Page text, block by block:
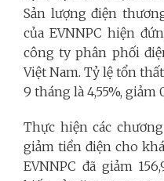
Sản lượng điện
của EVNNPC hiện
công ty phân phối
Việt Nam. Tỷ lệ tổn
9 tháng là 4,55%, giảm
Thực hiện các
giảm tiền điện cho
EVNNPC đã giảm